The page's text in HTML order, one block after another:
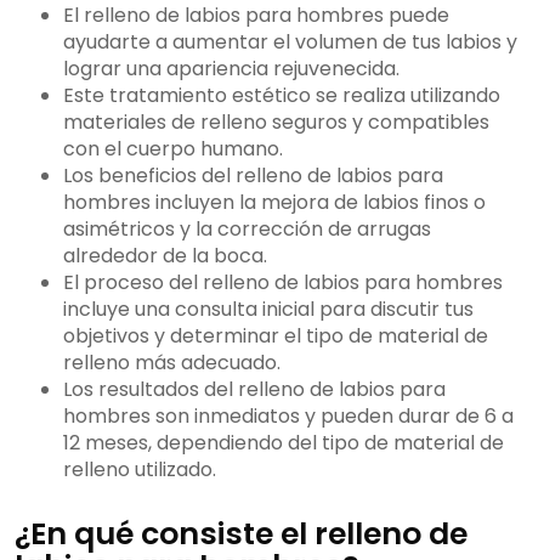
El relleno de labios para hombres puede
ayudarte a aumentar el volumen de tus labios y
lograr una apariencia rejuvenecida.
Este tratamiento estético se realiza utilizando
materiales de relleno seguros y compatibles
con el cuerpo humano.
Los beneficios del relleno de labios para
hombres incluyen la mejora de labios finos o
asimétricos y la corrección de arrugas
alrededor de la boca.
El proceso del relleno de labios para hombres
incluye una consulta inicial para discutir tus
objetivos y determinar el tipo de material de
relleno más adecuado.
Los resultados del relleno de labios para
hombres son inmediatos y pueden durar de 6 a
12 meses, dependiendo del tipo de material de
relleno utilizado.
¿En qué consiste el relleno de